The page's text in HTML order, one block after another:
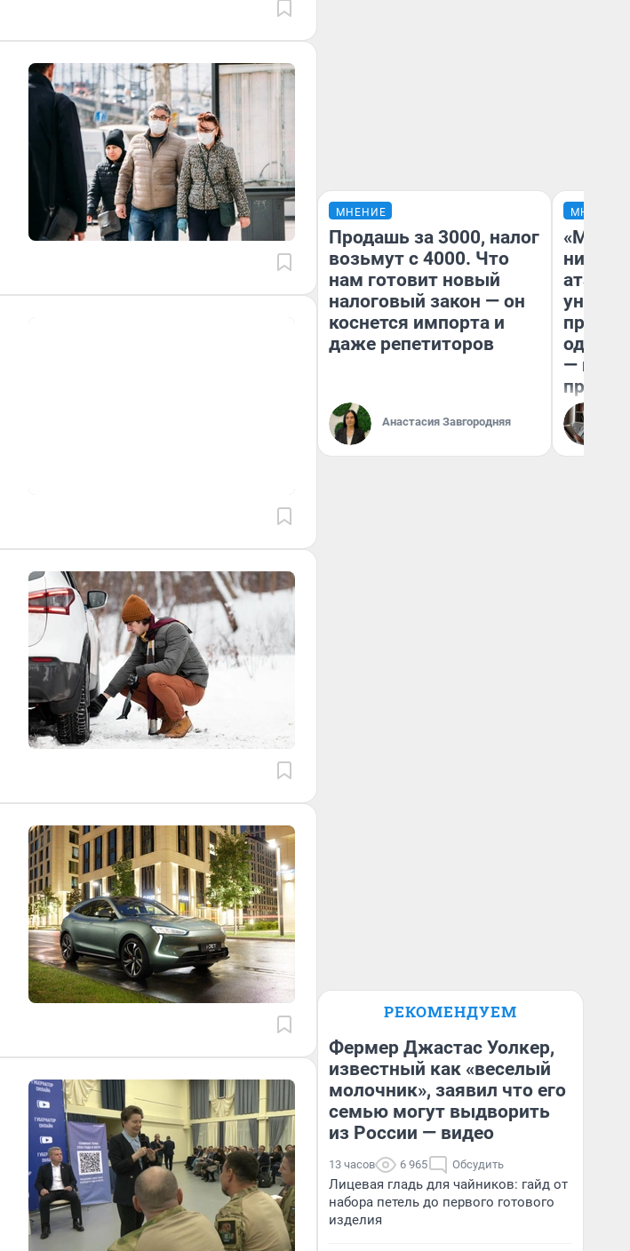
МНЕНИЕ
Продашь за 3000, налог
возьмут с 4000. Что
нам готовит новый
налоговый закон — он
коснется импорта и
даже репетиторов
Анастасия Завгородняя
МНЕНИЕ
атаки
—
РЕКОМЕНДУЕМ
Фермер Джастас Уолкер,
известный как «веселый
молочник», заявил что его
семью могут выдворить
из России — видео
13 часов 6 965 Обсудить
Лицевая гладь для чайников: гайд от
набора петель до первого готового
изделия